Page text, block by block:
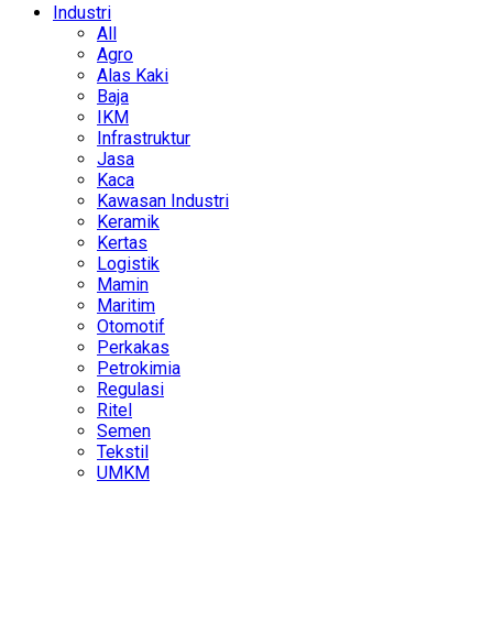
Industri
All
Agro
Alas Kaki
Baja
IKM
Infrastruktur
Jasa
Kaca
Kawasan Industri
Keramik
Kertas
Logistik
Mamin
Maritim
Otomotif
Perkakas
Petrokimia
Regulasi
Ritel
Semen
Tekstil
UMKM